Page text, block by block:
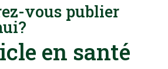
vous publier
en santé